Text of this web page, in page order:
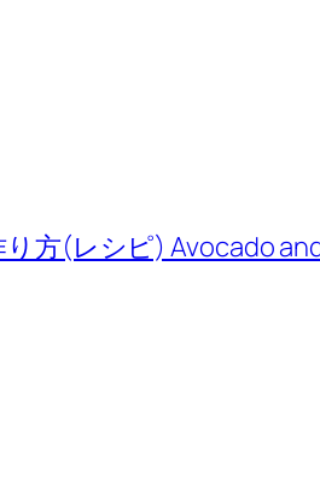
方(レシピ) Avocado